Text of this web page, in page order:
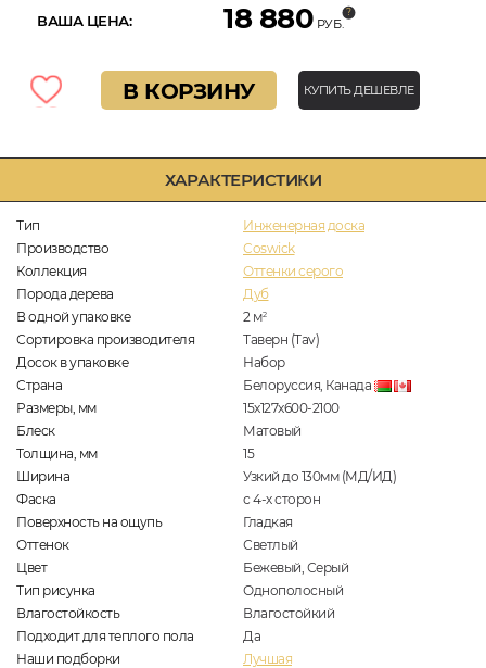
ХАРАКТЕРИСТИКИ
Тип
Инженерная доска
Производство
Coswick
Коллекция
Оттенки серого
Порода дерева
Дуб
В одной упаковке
2 м2
Сортировка производителя
Таверн (Tav)
Досок в упаковке
Набор
Страна
Белоруссия, Канада
Размеры, мм
15x127x600-2100
Блеск
Матовый
Толщина, мм
15
Ширина
Узкий до 130мм (МД/ИД)
Фаска
с 4-х сторон
Поверхность на ощупь
Гладкая
Оттенок
Светлый
Цвет
Бежевый, Серый
Тип рисунка
Однополосный
Влагостойкость
Влагостойкий
Подходит для теплого пола
Да
Наши подборки
Лучшая
ВАША ЦЕНА: 18 880 РУБ.
В КОРЗИНУ КУПИТЬ ДЕШЕВЛЕ